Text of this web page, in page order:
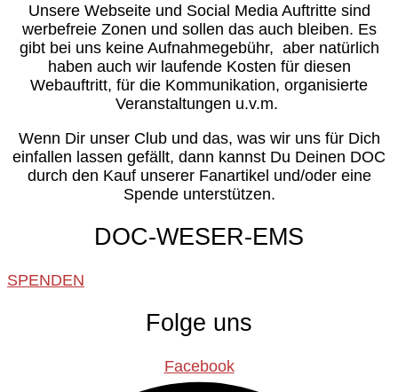
Unsere Webseite und Social Media Auftritte sind
werbefreie Zonen und sollen das auch bleiben. Es
gibt bei uns keine Aufnahmegebühr, aber natürlich
haben auch wir laufende Kosten für diesen
Webauftritt, für die Kommunikation, organisierte
Veranstaltungen u.v.m.
Wenn Dir unser Club und das, was wir uns für Dich
einfallen lassen gefällt, dann kannst Du Deinen DOC
durch den Kauf unserer Fanartikel und/oder eine
Spende unterstützen.
DOC-WESER-EMS
SPENDEN
Folge uns
Facebook